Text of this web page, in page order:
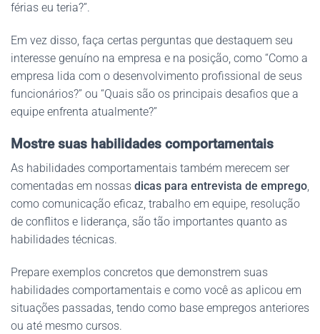
férias eu teria?”.
Em vez disso, faça certas perguntas que destaquem seu
interesse genuíno na empresa e na posição, como “Como a
empresa lida com o desenvolvimento profissional de seus
funcionários?” ou “Quais são os principais desafios que a
equipe enfrenta atualmente?”
Mostre suas habilidades comportamentais
As habilidades comportamentais também merecem ser
comentadas em nossas dicas para entrevista de emprego,
como comunicação eficaz, trabalho em equipe, resolução
de conflitos e liderança, são tão importantes quanto as
habilidades técnicas.
Prepare exemplos concretos que demonstrem suas
habilidades comportamentais e como você as aplicou em
situações passadas, tendo como base empregos anteriores
ou até mesmo cursos.